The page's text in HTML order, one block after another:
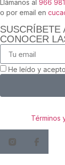
Llámanos al 966
o por email en
SUSCRÍBETE
CONOCER
He leído y
Términos